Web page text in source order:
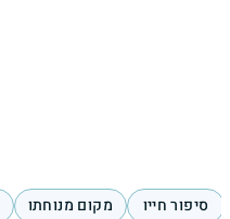
סיפור חייו מקום מנוחתו